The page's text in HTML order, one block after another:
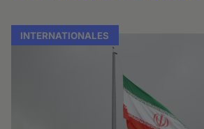
INTERNATIONALES